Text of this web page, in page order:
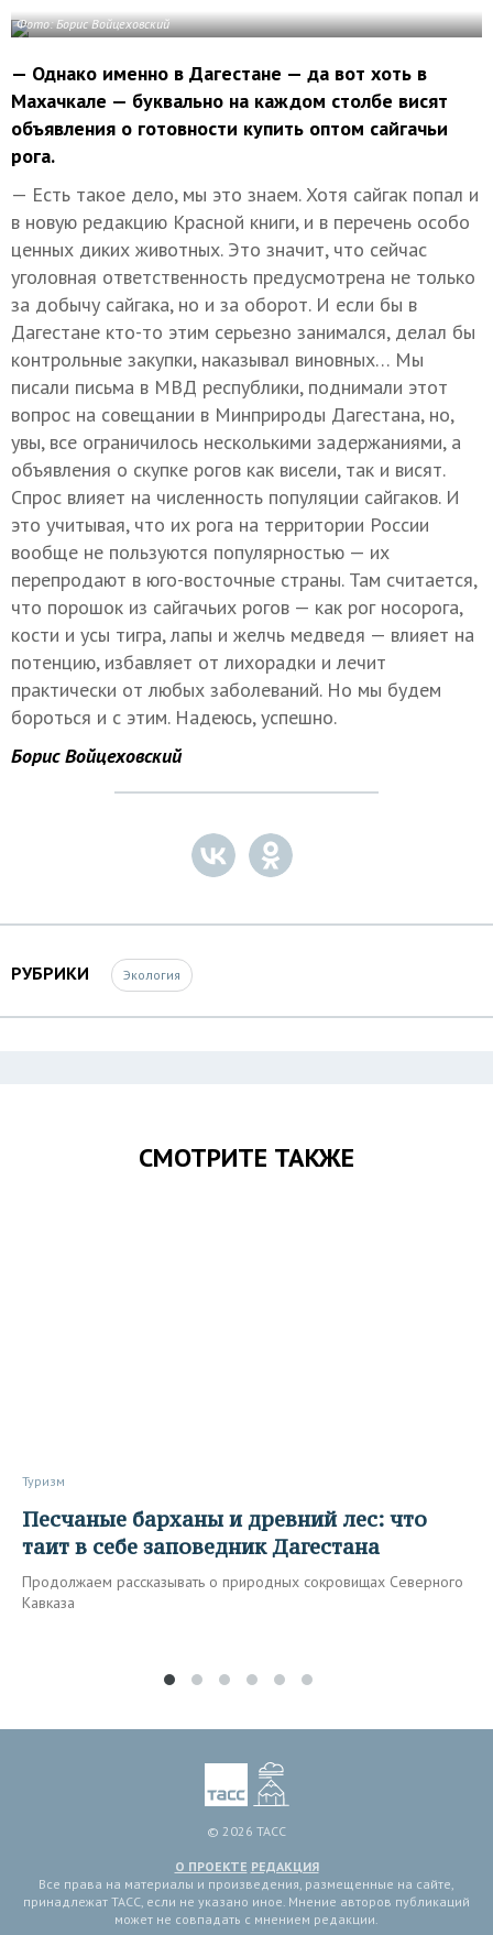
Фото: Борис Войцеховский
— Однако именно в Дагестане — да вот хоть в
Махачкале — буквально на каждом столбе висят
объявления о готовности купить оптом сайгачьи
рога.
— Есть такое дело, мы это знаем. Хотя сайгак попал и
в новую редакцию Красной книги, и в перечень особо
ценных диких животных. Это значит, что сейчас
уголовная ответственность предусмотрена не только
за добычу сайгака, но и за оборот. И если бы в
Дагестане кто-то этим серьезно занимался, делал бы
контрольные закупки, наказывал виновных… Мы
писали письма в МВД республики, поднимали этот
вопрос на совещании в Минприроды Дагестана, но,
увы, все ограничилось несколькими задержаниями, а
объявления о скупке рогов как висели, так и висят.
Спрос влияет на численность популяции сайгаков. И
это учитывая, что их рога на территории России
вообще не пользуются популярностью — их
перепродают в юго-восточные страны. Там считается,
что порошок из сайгачьих рогов — как рог носорога,
кости и усы тигра, лапы и желчь медведя — влияет на
потенцию, избавляет от лихорадки и лечит
практически от любых заболеваний. Но мы будем
бороться и с этим. Надеюсь, успешно.
Борис Войцеховский
РУБРИКИ Экология
СМОТРИТЕ ТАКЖЕ
Туризм
Песчаные барханы и древний лес: что
таит в себе заповедник Дагестана
Продолжаем рассказывать о природных сокровищах Северного
Кавказа
© 2026 ТАСС
О ПРОЕКТЕ РЕДАКЦИЯ
Все права на материалы и произведения, размещенные на сайте,
принадлежат ТАСС, если не указано иное. Мнение авторов публикаций
может не совпадать с мнением редакции.